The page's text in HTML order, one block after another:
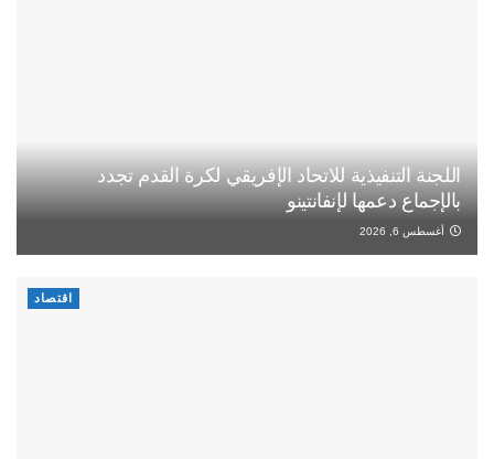
اللجنة التنفيذية للاتحاد الإفريقي لكرة القدم تجدد
بالإجماع دعمها لإنفانتينو
أغسطس 6, 2026
اقتصاد